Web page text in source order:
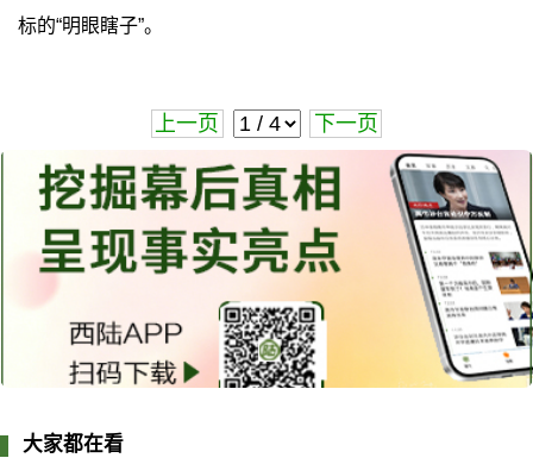
标的“明眼瞎子”。
上一页 下一页
大家都在看